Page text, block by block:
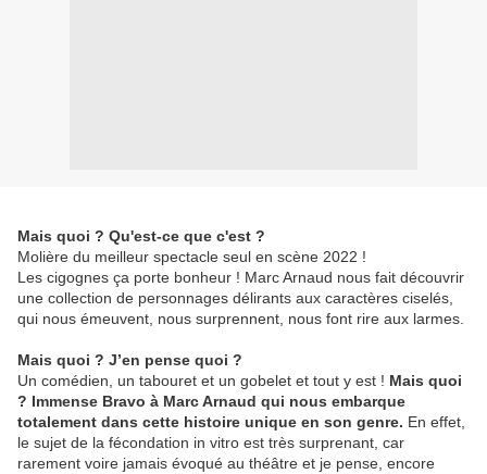
Mais quoi ? Qu'est-ce que c'est ?
Molière du meilleur spectacle seul en scène 2022 !
Les cigognes ça porte bonheur ! Marc Arnaud nous fait découvrir
une collection de personnages délirants aux caractères ciselés,
qui nous émeuvent, nous surprennent, nous font rire aux larmes.
Mais quoi ? J’en pense quoi ?
Un comédien, un tabouret et un gobelet et tout y est ! Mais quoi
? Immense Bravo à Marc Arnaud qui nous embarque
totalement dans cette histoire unique en son genre. En effet,
le sujet de la fécondation in vitro est très surprenant, car
rarement voire jamais évoqué au théâtre et je pense, encore